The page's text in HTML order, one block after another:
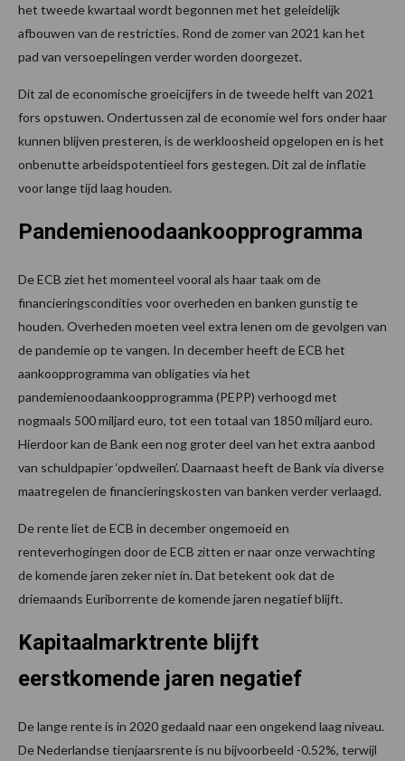
het tweede kwartaal wordt begonnen met het geleidelijk
afbouwen van de restricties. Rond de zomer van 2021 kan het
pad van versoepelingen verder worden doorgezet.
Dit zal de economische groeicijfers in de tweede helft van 2021
fors opstuwen. Ondertussen zal de economie wel fors onder haar
kunnen blijven presteren, is de werkloosheid opgelopen en is het
onbenutte arbeidspotentieel fors gestegen. Dit zal de inflatie
voor lange tijd laag houden.
Pandemienoodaankoopprogramma
De ECB ziet het momenteel vooral als haar taak om de
financieringscondities voor overheden en banken gunstig te
houden. Overheden moeten veel extra lenen om de gevolgen van
de pandemie op te vangen. In december heeft de ECB het
aankoopprogramma van obligaties via het
pandemienoodaankoopprogramma (PEPP) verhoogd met
nogmaals 500 miljard euro, tot een totaal van 1850 miljard euro.
Hierdoor kan de Bank een nog groter deel van het extra aanbod
van schuldpapier ‘opdweilen’. Daarnaast heeft de Bank via diverse
maatregelen de financieringskosten van banken verder verlaagd.
De rente liet de ECB in december ongemoeid en
renteverhogingen door de ECB zitten er naar onze verwachting
de komende jaren zeker niet in. Dat betekent ook dat de
driemaands Euriborrente de komende jaren negatief blijft.
Kapitaalmarktrente blijft
eerstkomende jaren negatief
De lange rente is in 2020 gedaald naar een ongekend laag niveau.
De Nederlandse tienjaarsrente is nu bijvoorbeeld -0.52%, terwijl